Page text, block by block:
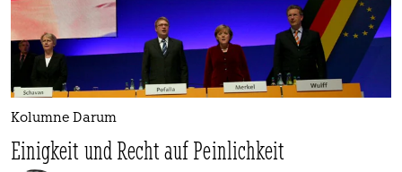
Kolumne Darum
Einigkeit und Recht auf Peinlichkeit